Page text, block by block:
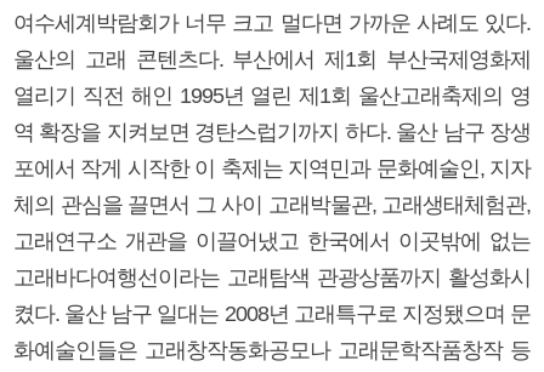
여수세계박람회가 너무 크고 멀다면 가까운 사례도 있다.
울산의 고래 콘텐츠다. 부산에서 제1회 부산국제영화제
열리기 직전 해인 1995년 열린 제1회 울산고래축제의 영
역 확장을 지켜보면 경탄스럽기까지 하다. 울산 남구 장생
포에서 작게 시작한 이 축제는 지역민과 문화예술인, 지자
체의 관심을 끌면서 그 사이 고래박물관, 고래생태체험관,
고래연구소 개관을 이끌어냈고 한국에서 이곳밖에 없는
고래바다여행선이라는 고래탐색 관광상품까지 활성화시
켰다. 울산 남구 일대는 2008년 고래특구로 지정됐으며 문
화예술인들은 고래창작동화공모나 고래문학작품창작 등